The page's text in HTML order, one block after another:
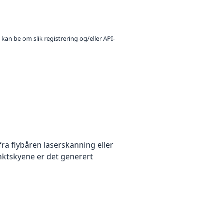
be om slik registrering og/eller API-
flybåren laserskanning eller
er det generert